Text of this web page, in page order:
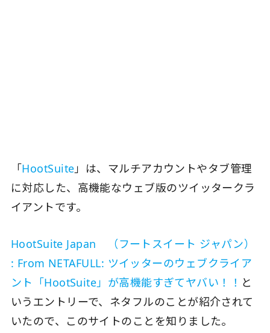
「HootSuite」は、マルチアカウントやタブ管理
に対応した、高機能なウェブ版のツイッタークラ
イアントです。
HootSuite Japan （フートスイート ジャパン）
: From NETAFULL: ツイッターのウェブクライア
ント「HootSuite」が高機能すぎてヤバい！！ と
いうエントリーで、ネタフルのことが紹介されて
いたので、このサイトのことを知りました。